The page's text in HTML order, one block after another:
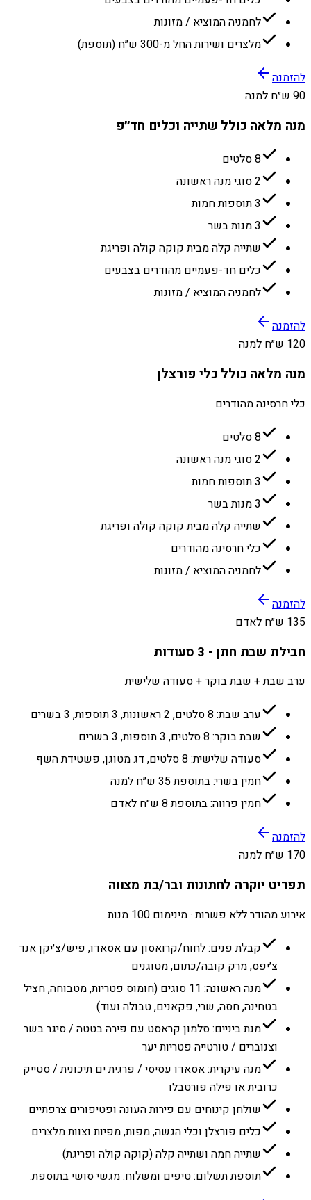
לחמניה המוציא / מזונות
מלצרים ושירות החל מ-300 ש״ח (תוספת)
להזמנה
90 ש״ח למנה
מנה מלאה כולל שתייה וכלים חד״פ
8 סלטים
2 סוגי מנה ראשונה
3 תוספות חמות
3 מנות בשר
שתייה קלה מבית קוקה קולה ופריגת
כלים חד-פעמיים מהודרים בצבעים
לחמניה המוציא / מזונות
להזמנה
120 ש״ח למנה
מנה מלאה כולל כלי פורצלן
כלי חרסינה מהודרים
8 סלטים
2 סוגי מנה ראשונה
3 תוספות חמות
3 מנות בשר
שתייה קלה מבית קוקה קולה ופריגת
כלי חרסינה מהודרים
לחמניה המוציא / מזונות
להזמנה
135 ש״ח לאדם
חבילת שבת חתן - 3 סעודות
ערב שבת + שבת בוקר + סעודה שלישית
ערב שבת: 8 סלטים, 2 ראשונות, 3 תוספות, 3 בשרים
שבת בוקר: 8 סלטים, 3 תוספות, 3 בשרים
סעודה שלישית: 8 סלטים, דג מטוגן, פשטידת השף
חמין בשרי: בתוספת 35 ש״ח למנה
חמין פרווה: בתוספת 8 ש״ח לאדם
להזמנה
170 ש״ח למנה
תפריט יוקרה לחתונות ובר/בת מצווה
אירוע מהודר ללא פשרות · מינימום 100 מנות
קבלת פנים: לחוח/קרואסון עם אסאדו, פיש/צ׳יקן אנד
צ׳יפס, מרק קובה/כתום, מטוגנים
מנה ראשונה: 11 סוגים (חומוס פטריות, מטבוחה, חציל
בטחינה, חסה, שרי, פקאנים, טבולה ועוד)
מנת ביניים: סלמון קראסט עם פירה בטטה / סיגר בשר
וצנוברים / טורטייה פטריות יער
מנה עיקרית: אסאדו עסיסי / פרגית ים תיכונית / סטייק
כרובית או פילה פורטבלו
שולחן קינוחים עם פירות העונה ופטיפורים צרפתיים
כלים פורצלן וכלי הגשה, מפות, מפיות וצוות מלצרים
שתייה חמה ושתייה קלה (קוקה קולה ופריגת)
תוספת תשלום: טיפים ומשלוח. מגשי סושי בתוספת.